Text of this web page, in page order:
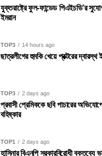
যুক্তরাষ্ট্রে ফুল-ফান্ডেড পিএইচডি’র সুযোগ
ইমরান
TOP3 14 hours ago
ছাত্রলীগের হুমকি খেয়ে প্রক্টরের দ্বারস্থ
TOP3 2 days ago
প্রবাসী প্রেমিককে ছবি পাচারের অভিযোগে
বহিষ্কার
TOP1 2 days ago
হাসিনার বিএনপি সরকারবিরোধী